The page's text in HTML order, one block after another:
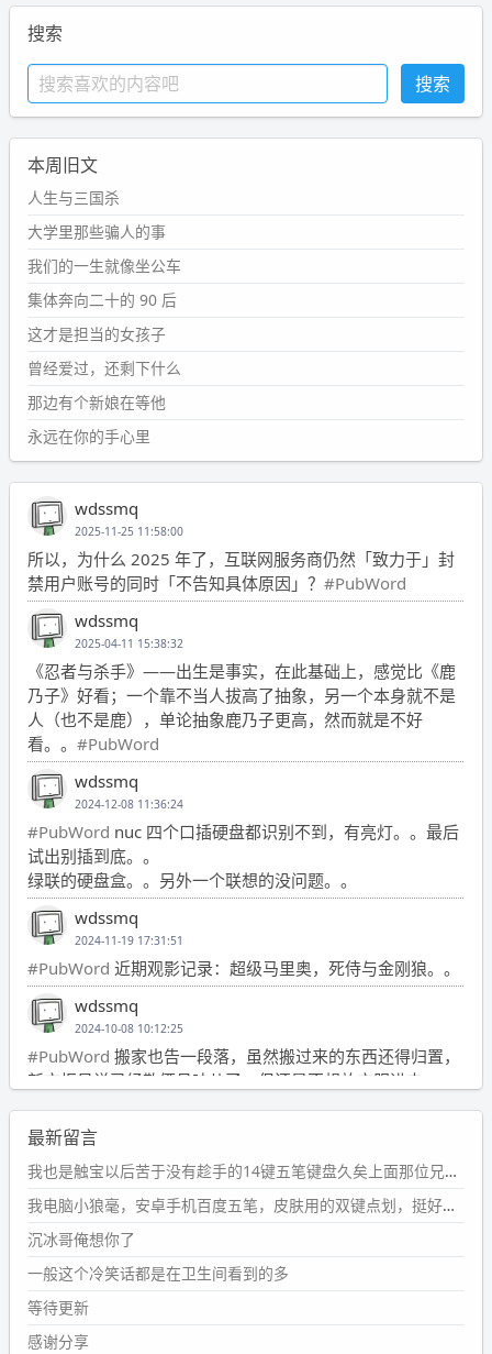
搜索
本周旧文
人生与三国杀
大学里那些骗人的事
我们的一生就像坐公车
集体奔向二十的 90 后
这才是担当的女孩子
曾经爱过，还剩下什么
那边有个新娘在等他
永远在你的手心里
wdssmq
2025-11-25 11:58:00
所以，为什么 2025 年了，互联网服务商仍然「致力于」封
禁用户账号的同时「不告知具体原因」？ #PubWord
wdssmq
2025-04-11 15:38:32
《忍者与杀手》——出生是事实，在此基础上，感觉比《鹿
乃子》好看；一个靠不当人拔高了抽象，另一个本身就不是
人（也不是鹿），单论抽象鹿乃子更高，然而就是不好
看。。 #PubWord
wdssmq
2024-12-08 11:36:24
#PubWord nuc 四个口插硬盘都识别不到，有亮灯。。最后
试出别插到底。。
绿联的硬盘盒。。另外一个联想的没问题。。
wdssmq
2024-11-19 17:31:51
#PubWord 近期观影记录：超级马里奥，死侍与金刚狼。。
wdssmq
2024-10-08 10:12:25
#PubWord 搬家也告一段落，虽然搬过来的东西还得归置，
新衣柜虽说已经散俩月味儿了，但还是不想放衣服进去。
wdssmq
2024-09-23 21:00:49
#PubWord要不我每年汇总整理一次？？碎雨集_沉冰浮水_
第1页https://www.wdssmq.com/tag/%E7%A2%8E%E9%9
B%A8%E9%9B%86/
wdssmq
2024-09-23 20:58:40
#PubWord
条嘟？？？？
最新留言
我也是触宝以后苦于没有趁手的14键五笔键盘久矣上面那位兄台用的百度双键点划布局我也用过很久，那个皮肤做得很粗糙，个别键位的触发区域是错位的，快速打字时很容易出错，修改它的皮肤文件校正后勉强能用，但早年出的皮肤分辨率太低，实在谈不上美观。百度小米定制版的商店里有一个"小黑板"皮肤还不错(百度官方输入法商店里没有)，但那个风格我不喜欢这两天找到了一个叫"森林集"的公众号，开发了海量的皮肤，很多都有14键版本，付费但很便宜，几块钱，终于有自己满意的输入法了搜了一下，这个工作室还是百度的官方合作伙伴，不知道为什么14键作品都不在官方商店上架，难道是百度官方在刻意放弃14键？
我电脑小狼毫，安卓手机百度五笔，皮肤用的双键点划，挺好的。
沉冰哥俺想你了
一般这个冷笑话都是在卫生间看到的多
等待更新
感谢分享